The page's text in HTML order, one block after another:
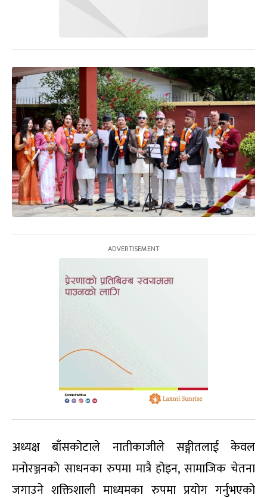
अध्यक्ष बाँसकोटाले नातीकाजीले सङ्गीतलाई केवल
मनोरञ्जनको साधनका रुपमा मात्रै होइन, सामाजिक चेतना
जगाउने शक्तिशाली माध्यमका रुपमा प्रयोग गर्नुभएको